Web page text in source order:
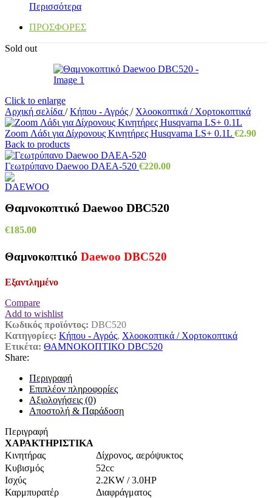
Περισσότερα
ΠΡΟΣΦΟΡΕΣ
Sold out
Click to enlarge
Αρχική σελίδα / Κήπου - Αγρός / Χλοοκοπτικά / Χορτοκοπτικά
Zoom Λάδι για Δίχρονους Κινητήρες Husqvarna LS+ 0.1L €2.90
Back to products
Γεωτρύπανο Daewoo DAEA-520 €220.00
Θαμνοκοπτικό Daewoo DBC520
€185.00
Θαμνοκοπτικό Daewoo DBC520
Εξαντλημένο
Compare
Add to wishlist
Κωδικός προϊόντος: DBC520
Κατηγορίες: Κήπου - Αγρός, Χλοοκοπτικά / Χορτοκοπτικά
Ετικέτα: ΘΑΜΝΟΚΟΠΤΙΚΟ DBC520
Share:
Περιγραφή
Επιπλέον πληροφορίες
Αξιολογήσεις (0)
Αποστολή & Παράδοση
Περιγραφή
ΧΑΡΑΚΤΗΡΙΣΤΙΚΑ
Κινητήρας
Δίχρονος, αερόψυκτος
Κυβισμός
52cc
Ισχύς
2.2KW / 3.0HP
Καρμπυρατέρ
Διαφράγματος